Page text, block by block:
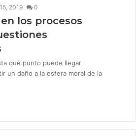
2019 0
los procesos
qué punto puede llegar
un daño a la esfera moral de la